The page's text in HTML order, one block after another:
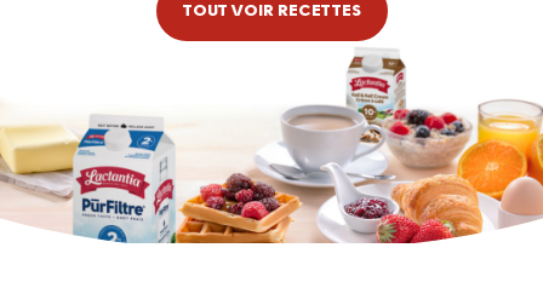
TOUT VOIR RECETTES